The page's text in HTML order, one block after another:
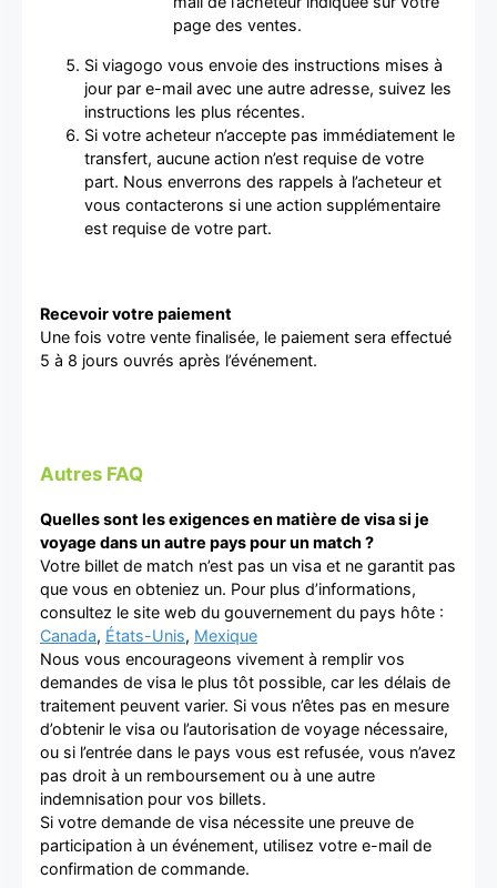
page des ventes.
Si viagogo vous envoie des instructions mises à
jour par e-mail avec une autre adresse, suivez les
instructions les plus récentes.
Si votre acheteur n’accepte pas immédiatement le
transfert, aucune action n’est requise de votre
part. Nous enverrons des rappels à l’acheteur et
vous contacterons si une action supplémentaire
est requise de votre part.
Recevoir votre paiement
Une fois votre vente finalisée, le paiement sera effectué
5 à 8 jours ouvrés après l’événement.
Autres FAQ
Quelles sont les exigences en matière de visa si je
voyage dans un autre pays pour un match ?
Votre billet de match n’est pas un visa et ne garantit pas
que vous en obteniez un. Pour plus d’informations,
consultez le site web du gouvernement du pays hôte :
Canada, États-Unis, Mexique
Nous vous encourageons vivement à remplir vos
demandes de visa le plus tôt possible, car les délais de
traitement peuvent varier. Si vous n’êtes pas en mesure
d’obtenir le visa ou l’autorisation de voyage nécessaire,
ou si l’entrée dans le pays vous est refusée, vous n’avez
pas droit à un remboursement ou à une autre
indemnisation pour vos billets.
Si votre demande de visa nécessite une preuve de
participation à un événement, utilisez votre e-mail de
confirmation de commande.